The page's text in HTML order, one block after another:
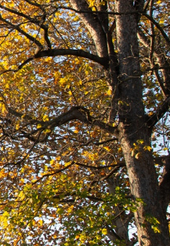
Program
Jegyzőkönyvek